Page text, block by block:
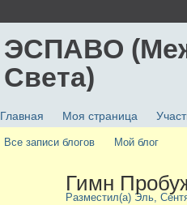
ЭСПАВО
Света)
Главная Моя страница
Все записи блогов Мой блог
Гимн
Разместил(а) Эль,